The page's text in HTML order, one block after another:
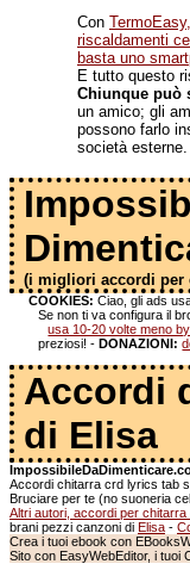
Con
riscaldamenti
basta uno
E tutto questo
Chiunque può
un amico; gli
possono farlo
società esterne.
(i migliori accordi per
COOKIES: Ciao, gli ads
Se non ti va configura il
usa 10-20 volte meno
preziosi! -DONAZIONI:
Accordi
di Elisa
Accordi chitarra crd lyrics tab
Bruciare per te (no suoneria
Altri autori, accordi per chitarra
brani pezzi canzoni di Elisa -
Crea i tuoi ebook con
Sito con EasyWebEditor, i tuoi